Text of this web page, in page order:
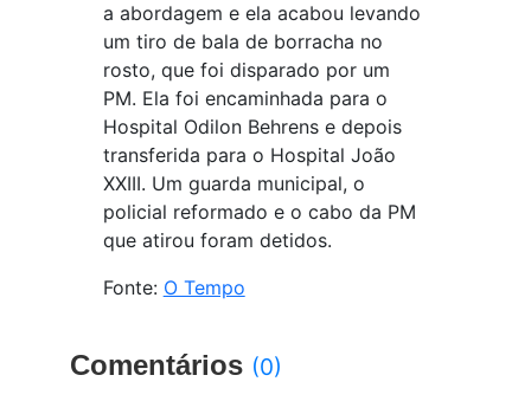
a abordagem e ela acabou levando
um tiro de bala de borracha no
rosto, que foi disparado por um
PM. Ela foi encaminhada para o
Hospital Odilon Behrens e depois
transferida para o Hospital João
XXIII. Um guarda municipal, o
policial reformado e o cabo da PM
que atirou foram detidos.
Fonte: O Tempo
Comentários (0)